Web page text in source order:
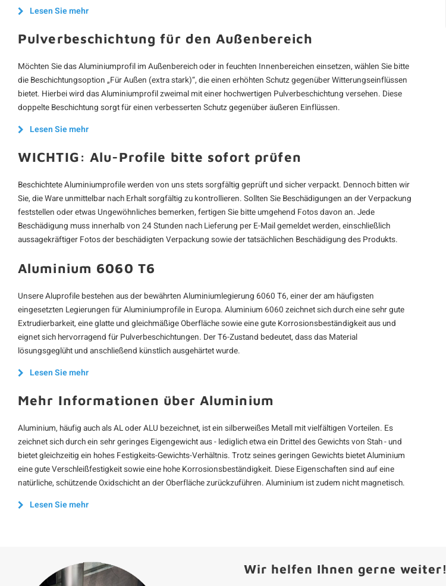
Lesen Sie mehr
Pulverbeschichtung für den Außenbereich
Möchten Sie das Aluminiumprofil im Außenbereich oder in feuchten Innenbereichen einsetzen, wählen Sie bitte
die Beschichtungsoption „Für Außen (extra stark)“, die einen erhöhten Schutz gegenüber Witterungseinflüssen
bietet. Hierbei wird das Aluminiumprofil zweimal mit einer hochwertigen Pulverbeschichtung versehen. Diese
doppelte Beschichtung sorgt für einen verbesserten Schutz gegenüber äußeren Einflüssen.
Lesen Sie mehr
WICHTIG: Alu-Profile bitte sofort prüfen
Beschichtete Aluminiumprofile werden von uns stets sorgfältig geprüft und sicher verpackt. Dennoch bitten wir
Sie, die Ware unmittelbar nach Erhalt sorgfältig zu kontrollieren. Sollten Sie Beschädigungen an der Verpackung
feststellen oder etwas Ungewöhnliches bemerken, fertigen Sie bitte umgehend Fotos davon an. Jede
Beschädigung muss innerhalb von 24 Stunden nach Lieferung per E-Mail gemeldet werden, einschließlich
aussagekräftiger Fotos der beschädigten Verpackung sowie der tatsächlichen Beschädigung des Produkts.
Aluminium 6060 T6
Unsere Aluprofile bestehen aus der bewährten Aluminiumlegierung 6060 T6, einer der am häufigsten
eingesetzten Legierungen für Aluminiumprofile in Europa. Aluminium 6060 zeichnet sich durch eine sehr gute
Extrudierbarkeit, eine glatte und gleichmäßige Oberfläche sowie eine gute Korrosionsbeständigkeit aus und
eignet sich hervorragend für Pulverbeschichtungen. Der T6-Zustand bedeutet, dass das Material
lösungsgeglüht und anschließend künstlich ausgehärtet wurde.
Lesen Sie mehr
Mehr Informationen über Aluminium
Aluminium, häufig auch als AL oder ALU bezeichnet, ist ein silberweißes Metall mit vielfältigen Vorteilen. Es
zeichnet sich durch ein sehr geringes Eigengewicht aus - lediglich etwa ein Drittel des Gewichts von Stah - und
bietet gleichzeitig ein hohes Festigkeits-Gewichts-Verhältnis. Trotz seines geringen Gewichts bietet Aluminium
eine gute Verschleißfestigkeit sowie eine hohe Korrosionsbeständigkeit. Diese Eigenschaften sind auf eine
natürliche, schützende Oxidschicht an der Oberfläche zurückzuführen. Aluminium ist zudem nicht magnetisch.
Lesen Sie mehr
Wir helfen Ihnen gerne weiter!